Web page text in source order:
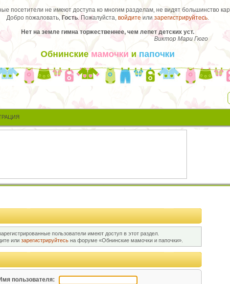
посетители не имеют доступа ко многим разделам, не видят большинство
Добро пожаловать, Гость. Пожалуйста, войдите илизарегистрируйтесь.
Нет на земле гимна торжественнее, чем лепет детских уст.
Виктор Мари Гюго
Обнинские мамочки ипапочки
пользователи имеют доступ в этот раздел.
или зарегистрируйтесь на форуме «Обнинские мамочки и папочки».
пользователя: